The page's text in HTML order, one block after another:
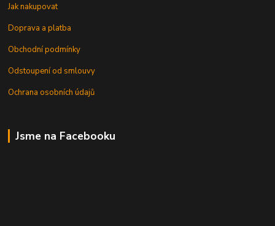
Jak nakupovat
Doprava a platba
Obchodní podmínky
Odstoupení od smlouvy
Ochrana osobních údajů
Jsme na Facebooku